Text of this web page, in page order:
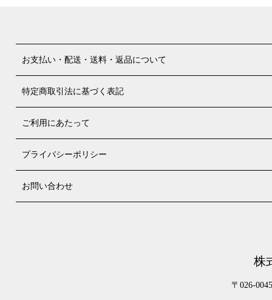
お支払い・配送・送料・返品について
特定商取引法に基づく表記
ご利用にあたって
プライバシーポリシー
お問い合わせ
株
〒026-